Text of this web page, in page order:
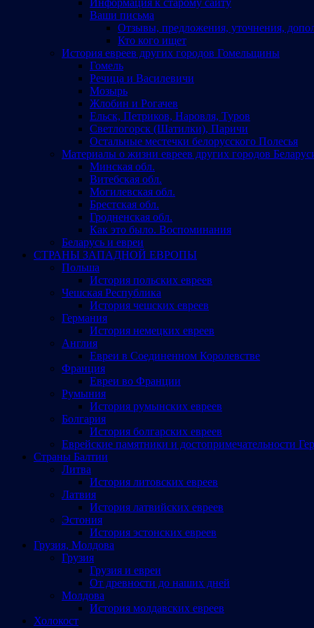
Ваши письма
Отзывы, предложения, уточнения,
Кто кого ищет
История евреев других городов Гомельщины
Гомель
Речица и Василевичи
Мозырь
Жлобин и Рогачев
Ельск, Петриков, Наровля, Туров
Светлогорск (Шатилки), Паричи
Остальные местечки белорусского Полесья
Материалы о жизни евреев других городов
Минская обл.
Витебская обл.
Могилевская обл.
Брестская обл.
Гродненская обл.
Как это было. Воспоминания
Беларусь и евреи
СТРАНЫ ЗАПАДНОЙ ЕВРОПЫ
Польша
История польских евреев
Чешская Республика
История чешских евреев
Германия
История немецких евреев
Англия
Евреи в Соединенном Королевстве
Франция
Евреи во Франции
Румыния
История румынских евреев
Болгария
История болгарских евреев
Еврейские памятники и достопримечательности
Страны Балтии
Литва
История литовских евреев
Латвия
История латвийских евреев
Эстония
История эстонских евреев
Грузия, Молдова
Грузия
Грузия и евреи
От древности до наших дней
Молдова
История молдавских евреев
Холокост